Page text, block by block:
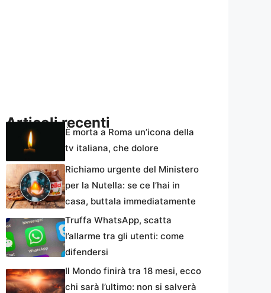
Articoli recenti
È morta a Roma un’icona della
tv italiana, che dolore
Richiamo urgente del Ministero
per la Nutella: se ce l’hai in
casa, buttala immediatamente
Truffa WhatsApp, scatta
l’allarme tra gli utenti: come
difendersi
Il Mondo finirà tra 18 mesi, ecco
chi sarà l’ultimo: non si salverà